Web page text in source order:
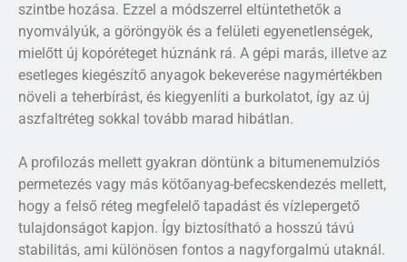
szintbe hozása. Ezzel a módszerrel eltüntethetők a
nyomvályúk, a göröngyök és a felületi egyenetlenségek,
mielőtt új kopóréteget húznánk rá. A gépi marás, illetve az
esetleges kiegészítő anyagok bekeverése nagymértékben
növeli a teherbírást, és kiegyenlíti a burkolatot, így az új
aszfaltréteg sokkal tovább marad hibátlan.
A profilozás mellett gyakran döntünk a bitumenemulziós
permetezés vagy más kötőanyag-befecskendezés mellett,
hogy a felső réteg megfelelő tapadást és vízlepergető
tulajdonságot kapjon. Így biztosítható a hosszú távú
stabilitás, ami különösen fontos a nagyforgalmú utaknál.